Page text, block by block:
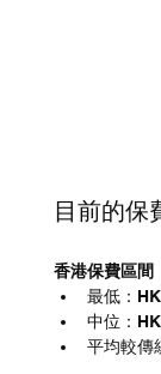
目前的保
香港保費區間
最低：
中位：
平均較傳